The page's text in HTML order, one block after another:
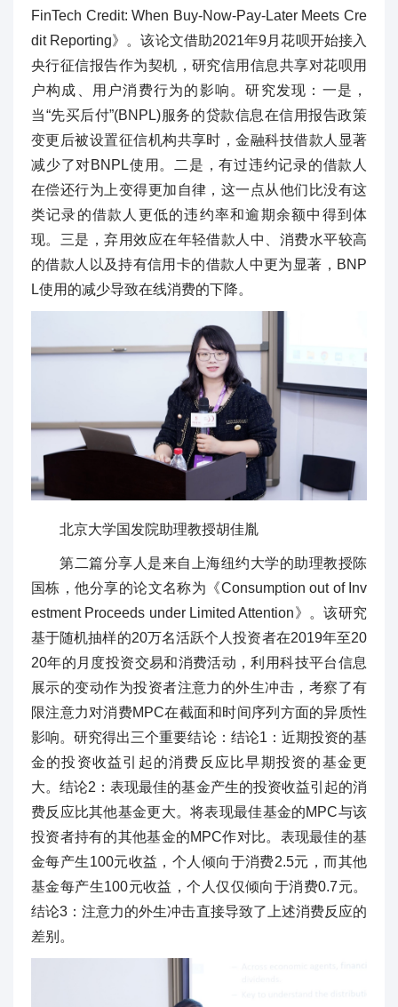
FinTech Credit: When Buy-Now-Pay-Later Meets Cre
dit Reporting》。该论文借助2021年9月花呗开始接入
央行征信报告作为契机，研究信用信息共享对花呗用
户构成、用户消费行为的影响。研究发现：一是，
当“先买后付”(BNPL)服务的贷款信息在信用报告政策
变更后被设置征信机构共享时，金融科技借款人显著
减少了对BNPL使用。二是，有过违约记录的借款人
在偿还行为上变得更加自律，这一点从他们比没有这
类记录的借款人更低的违约率和逾期余额中得到体
现。三是，弃用效应在年轻借款人中、消费水平较高
的借款人以及持有信用卡的借款人中更为显著，BNP
L使用的减少导致在线消费的下降。
北京大学国发院助理教授胡佳胤
第二篇分享人是来自上海纽约大学的助理教授陈
国栋，他分享的论文名称为《Consumption out of Inv
estment Proceeds under Limited Attention》。该研究
基于随机抽样的20万名活跃个人投资者在2019年至20
20年的月度投资交易和消费活动，利用科技平台信息
展示的变动作为投资者注意力的外生冲击，考察了有
限注意力对消费MPC在截面和时间序列方面的异质性
影响。研究得出三个重要结论：结论1：近期投资的基
金的投资收益引起的消费反应比早期投资的基金更
大。结论2：表现最佳的基金产生的投资收益引起的消
费反应比其他基金更大。将表现最佳基金的MPC与该
投资者持有的其他基金的MPC作对比。表现最佳的基
金每产生100元收益，个人倾向于消费2.5元，而其他
基金每产生100元收益，个人仅仅倾向于消费0.7元。
结论3：注意力的外生冲击直接导致了上述消费反应的
差别。